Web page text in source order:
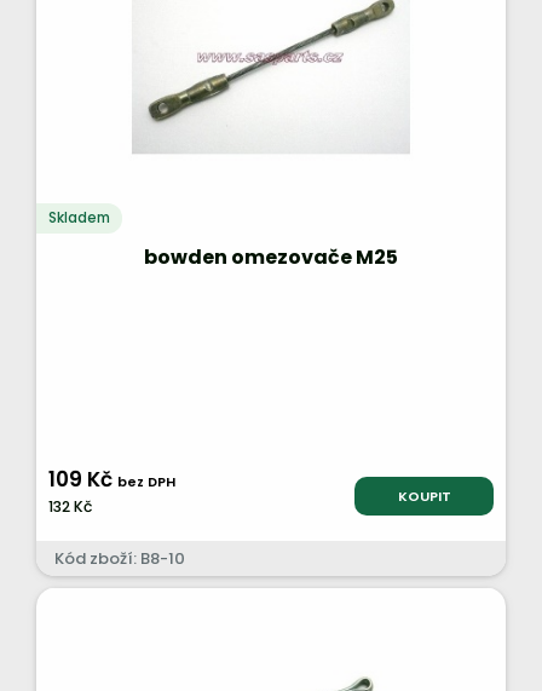
Skladem
bowden omezovače M25
109 Kč bez DPH
132 Kč KOUPIT
Kód zboží: B8-10